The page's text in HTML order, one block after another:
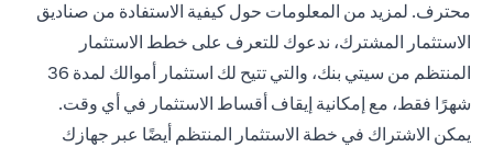
محترف. لمزيد من المعلومات حول كيفية الاستفادة من صناديق
الاستثمار المشترك، ندعوك للتعرف على خطط الاستثمار
المنتظم من سيتي بنك، والتي تتيح لك استثمار أموالك لمدة 36
شهرًا فقط، مع إمكانية إيقاف أقساط الاستثمار في أي وقت.
يمكن الاشتراك في خطة الاستثمار المنتظم أيضًا عبر جهازك